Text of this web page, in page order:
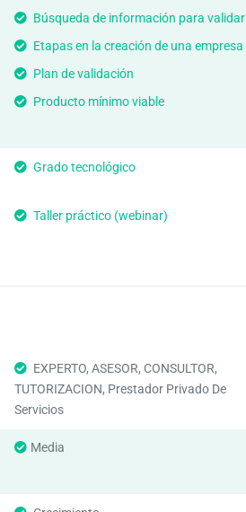
Búsqueda de información para validar
Etapas en la creación de una empresa
Plan de validación
Producto mínimo viable
Grado tecnológico
Taller práctico (webinar)
EXPERTO, ASESOR, CONSULTOR,
TUTORIZACION, Prestador Privado De
Servicios
Media